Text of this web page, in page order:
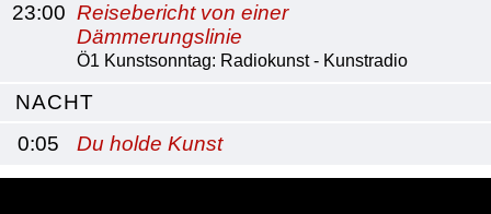
23:00 Reisebericht von einer
Dämmerungslinie
Ö1 Kunstsonntag: Radiokunst - Kunstradio
NACHT
0:05
Du holde Kunst